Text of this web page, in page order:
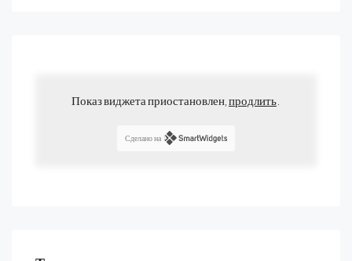
Показ виджета приостановлен, продлить
Сделано на